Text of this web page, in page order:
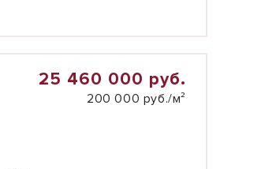
25 460 000 руб.
200 000 руб./м²